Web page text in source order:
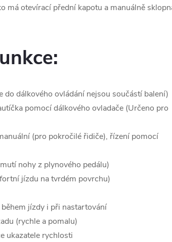
má otevírací přední kapotu a manuálně
do dálkového ovládání nejsou součástí balení)
pomocí dálkového ovladače (Určeno pro
(pro pokročilé řidiče), řízení pomocí
nohy z plynového pedálu)
jízdu na tvrdém povrchu)
jízdy i při nastartování
(rychle a pomalu)
ukazatele rychlosti